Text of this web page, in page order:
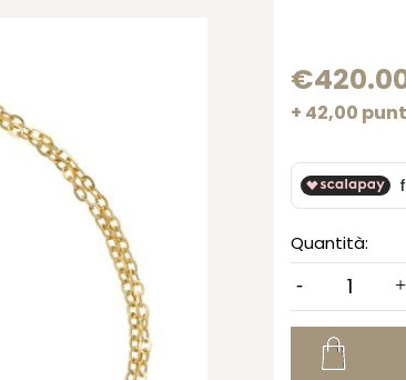
+ 42,00
Quantità: